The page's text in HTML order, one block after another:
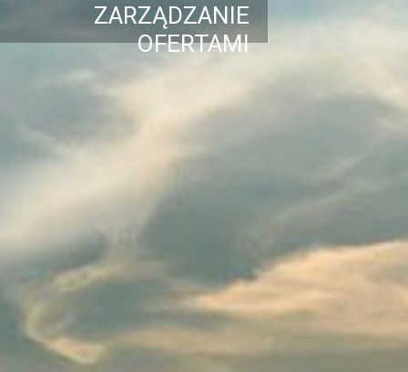
ZARZĄDZANIE
OFERTAMI